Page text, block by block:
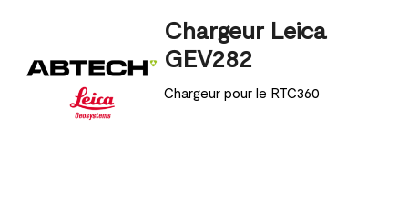
Chargeur Leica
GEV282
Chargeur pour le RTC360